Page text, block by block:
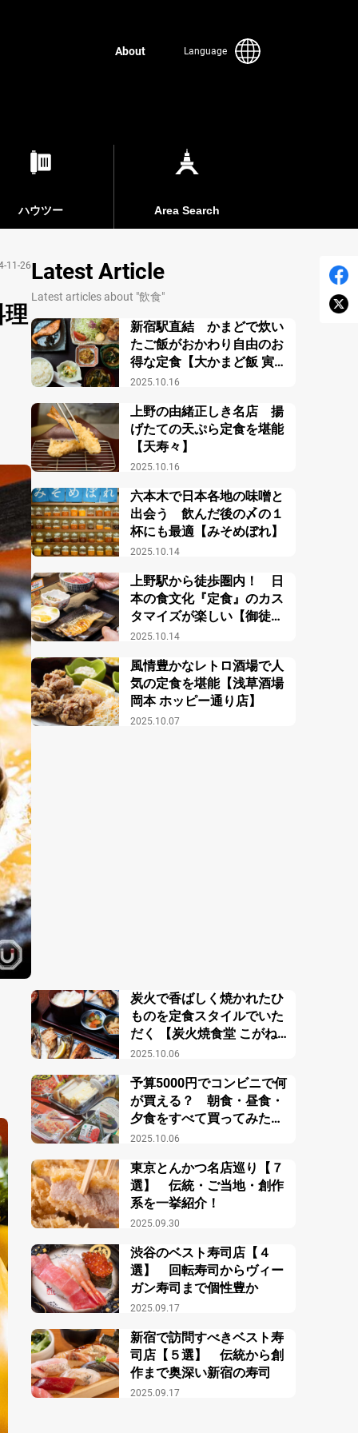
About Language
ハウツー Area Search
11-26Latest Article
Latest articles about "飲食"
2025.10.16
新宿駅直結 かまどで炊い
たご飯がおかわり自由のお
得な定食【大かまど飯 寅福
ルミネ新宿店】
2025.10.16
上野の由緒正しき名店 揚
げたての天ぷら定食を堪能
【天寿々】
2025.10.14
六本木で日本各地の味噌と
出会う 飲んだ後の〆の１
杯にも最適【みそめぼれ】
2025.10.14
上野駅から徒歩圏内！ 日
本の食文化『定食』のカス
タマイズが楽しい【御徒町
小町食堂】
2025.10.07
風情豊かなレトロ酒場で人
気の定食を堪能【浅草酒場
岡本 ホッピー通り店】
2025.10.06
炭火で香ばしく焼かれたひ
ものを定食スタイルでいた
だく 【炭火焼食堂 こがね
屋】
2025.10.06
予算5000円でコンビニで何
が買える？ 朝食・昼食・
夕食をすべて買ってみた結
果？
2025.09.30
東京とんかつ名店巡り【７
選】 伝統・ご当地・創作
系を一挙紹介！
2025.09.17
渋谷のベスト寿司店【４
選】 回転寿司からヴィー
ガン寿司まで個性豊か
2025.09.17
新宿で訪問すべきベスト寿
司店【５選】 伝統から創
作まで奥深い新宿の寿司